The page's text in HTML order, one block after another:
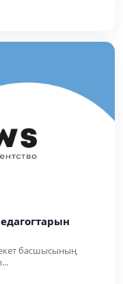
басшысының